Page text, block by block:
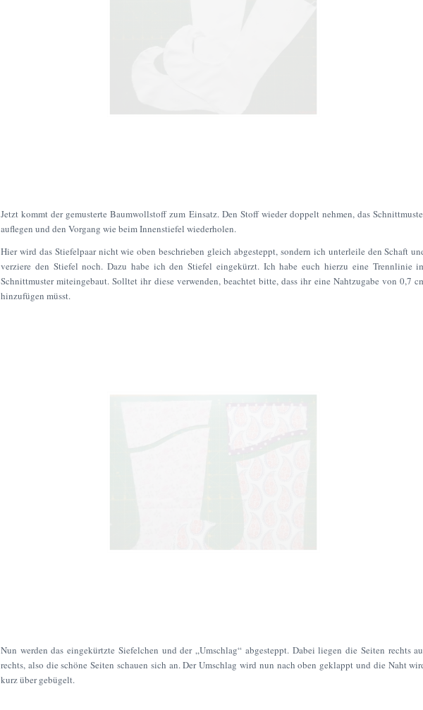
Jetzt kommt der gemusterte Baumwollstoff zum Einsatz. Den Stoff wieder doppelt nehmen, das
auflegen und den Vorgang wie beim Innenstiefel wiederholen.
Hier wird das Stiefelpaar nicht wie oben beschrieben gleich abgesteppt, sondern ich unterleile den Schaft
verziere den Stiefel noch. Dazu habe ich den Stiefel eingekürzt. Ich habe euch hierzu eine Trennlinie
Schnittmuster miteingebaut. Solltet ihr diese verwenden, beachtet bitte, dass ihr eine Nahtzugabe von 0,7
hinzufügen müsst.
Nun werden das eingekürtzte Siefelchen und der „Umschlag“ abgesteppt. Dabei liegen die Seiten rechts
rechts, also die schöne Seiten schauen sich an. Der Umschlag wird nun nach oben geklappt und die Naht
kurz über gebügelt.